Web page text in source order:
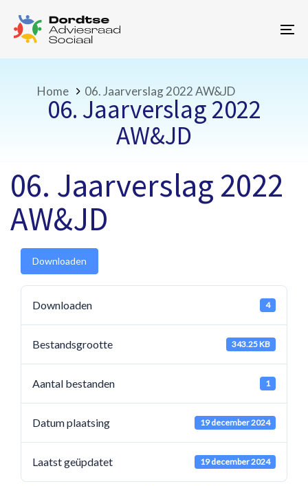
links
primary
navigation
06. Jaarverslag 2022
AW&JD
Home 06. Jaarverslag 2022 AW&JD
06. Jaarverslag 2022
AW&JD
Downloaden
Downloaden 4
Bestandsgrootte 343.25 KB
Aantal bestanden 1
Datum plaatsing 19 december 2024
Laatst geüpdatet 19 december 2024